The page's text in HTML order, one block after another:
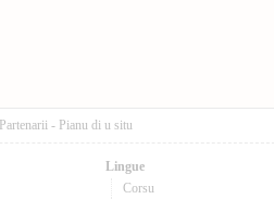
Partenarii - Pianu di u situ
Lingue
Corsu